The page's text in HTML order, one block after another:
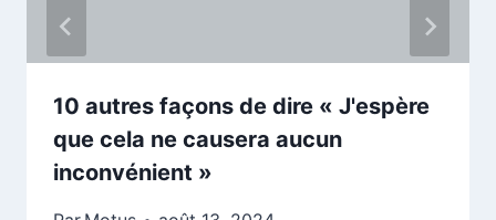
10 autres façons de dire « J'espère
que cela ne causera aucun
inconvénient »